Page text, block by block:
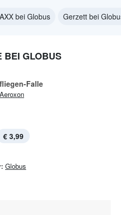
bei Globus Gerzett bei
BEI GLOBUS
Falle
Aeroxon
€ 3,99
Globus